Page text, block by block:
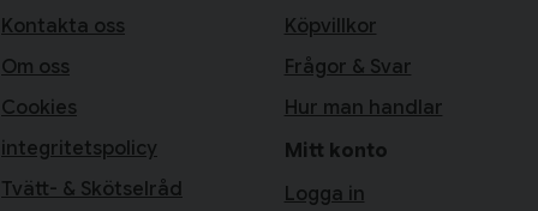
Kontakta oss
Om oss
Cookies
integritetspolicy
Tvätt- & Skötselråd
Köpvillkor
Frågor & Svar
Hur man handlar
Mitt konto
Logga in